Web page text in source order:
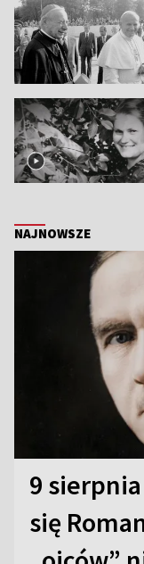
NAJNOWSZE
9
się